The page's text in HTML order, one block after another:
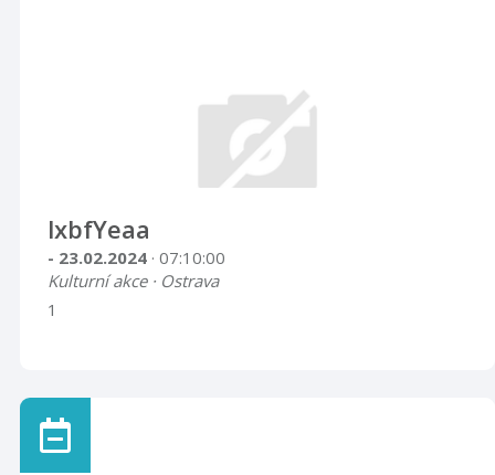
lxbfYeaa
- 23.02.2024 · 07:10:00
Kulturní akce · Ostrava
1